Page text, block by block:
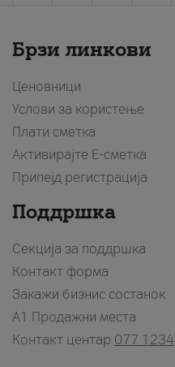
Брзи линкови
Ценовници
Услови за користење
Плати сметка
Активирајте Е-сметка
Припејд регистрација
Поддршка
Секција за поддршка
Контакт форма
Закажи бизнис состанок
A1 Продажни места
Контакт центар 077 1234